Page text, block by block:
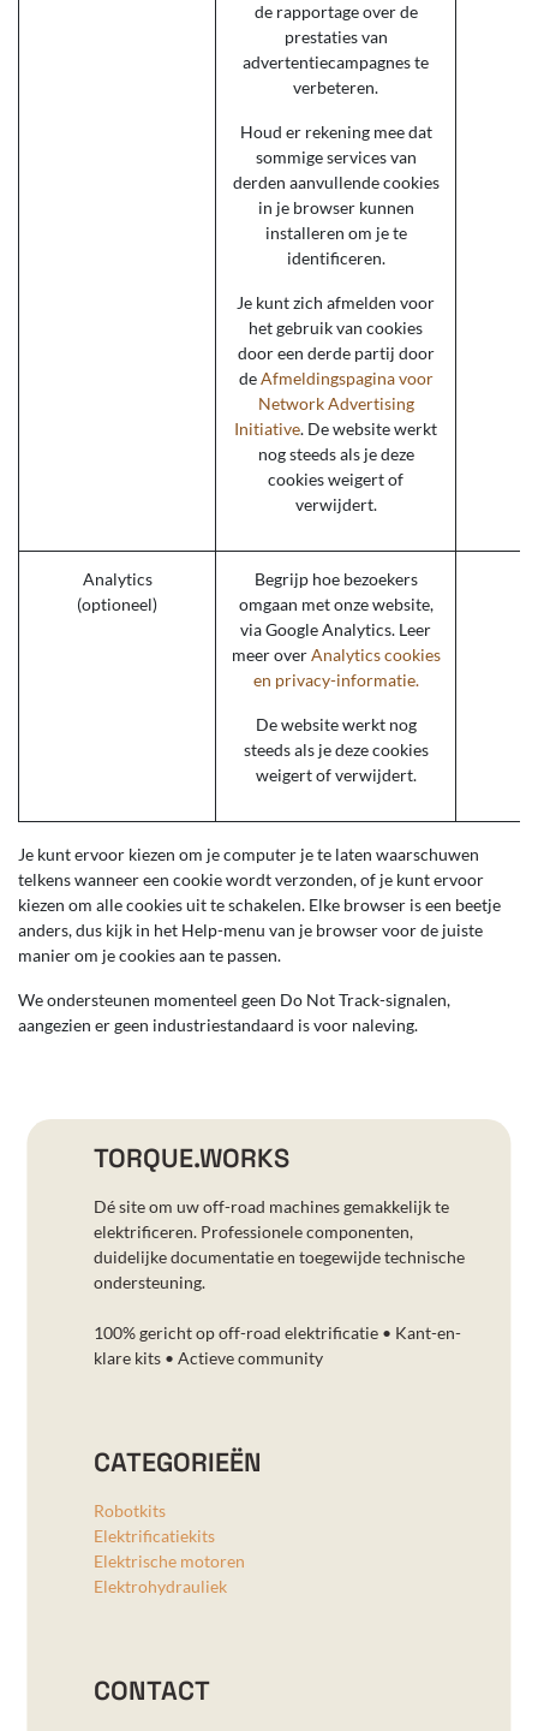
de rapportage over de
prestaties van
advertentiecampagnes te
verbeteren.
Houd er rekening mee dat
sommige services van
derden aanvullende cookies
in je browser kunnen
installeren om je te
identificeren.
Je kunt zich afmelden voor
het gebruik van cookies
door een derde partij door
deAfmeldingspagina voor
Network Advertising
Initiative. De website werkt
nog steeds als je deze
cookies weigert of
verwijdert.
Analytics
(optioneel)
Begrijp hoe bezoekers
omgaan met onze website,
via Google Analytics. Leer
meer overAnalytics cookies
en privacy-informatie.
De website werkt nog
steeds als je deze cookies
weigert of verwijdert.
Je kunt ervoor kiezen om je computer je te laten waarschuwen
telkens wanneer een cookie wordt verzonden, of je kunt ervoor
kiezen om alle cookies uit te schakelen. Elke browser is een beetje
anders, dus kijk in het Help-menu van je browser voor de juiste
manier om je cookies aan te passen.
We ondersteunen momenteel geen Do Not Track-signalen,
aangezien er geen industriestandaard is voor naleving.
TORQUE.WORKS
Dé site om uw off-road machines gemakkelijk te
elektrificeren. Professionele componenten,
duidelijke documentatie en toegewijde technische
ondersteuning.
100% gericht op off-road elektrificatie • Kant-en-
klare kits • Actieve community
CATEGORIEËN
Robotkits
Elektrificatiekits
Elektrische motoren
Elektrohydrauliek
CONTACT